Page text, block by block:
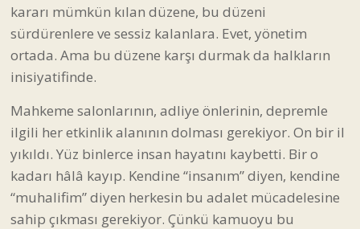
kararı mümkün kılan düzene, bu düzeni
sürdürenlere ve sessiz kalanlara. Evet, yönetim
ortada. Ama bu düzene karşı durmak da halkların
inisiyatifinde.
Mahkeme salonlarının, adliye önlerinin, depremle
ilgili her etkinlik alanının dolması gerekiyor. On bir il
yıkıldı. Yüz binlerce insan hayatını kaybetti. Bir o
kadarı hâlâ kayıp. Kendine “insanım” diyen, kendine
“muhalifim” diyen herkesin bu adalet mücadelesine
sahip çıkması gerekiyor. Çünkü kamuoyu bu